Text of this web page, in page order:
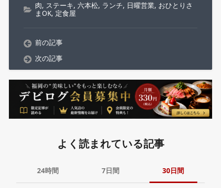
肉, ステーキ, 六本松, ランチ, 日曜営業, おひとりさ
まOK, 定食屋
前の記事
次の記事
よく読まれている記事
24時間 7日間 30日間